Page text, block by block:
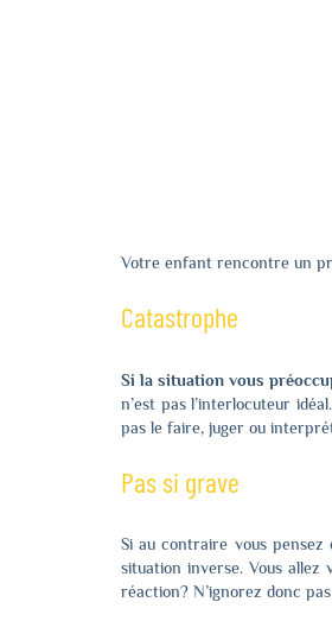
Votre enfant rencontre un
Catastrophe
Si la situation vous
n’est pas l’interlocuteur
pas le faire, juger ou
Pas si grave
Si au contraire vous pensez
situation inverse. Vous
réaction? N’ignorez donc